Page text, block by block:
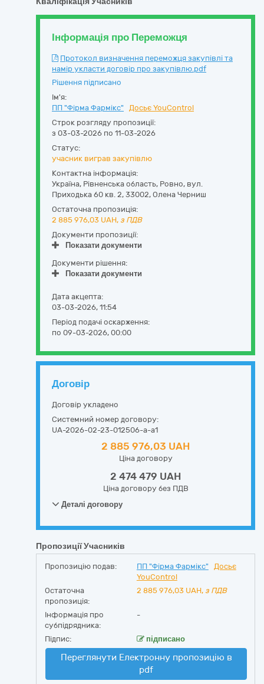
Інформація про Переможця
Протокол визначення переможця закупівлі та
намір укласти договір про закупівлю.pdf
Рішення підписано
Ім'я:
ПП "Фірма Фармікс"
Досьє YouControl
Строк розгляду пропозиції:
з 03-03-2026 по 11-03-2026
Статус:
учасник виграв закупівлю
Контактна інформація:
Україна, Рівненська область, Ровно, вул.
Приходька 60 кв. 2, 33002, Олена Черниш
Остаточна пропозиція:
2 885 976,03 UAH, з ПДВ
Документи пропозиції:
Показати документи
Документи рішення:
Показати документи
Дата акцепта:
03-03-2026, 11:54
Період подачі оскарження:
по 09-03-2026, 00:00
Договір
Договір укладено
Системний номер договору:
UA-2026-02-23-012506-a-a1
2 885 976,03 UAH
Ціна договору
2 474 479 UAH
Ціна договору без ПДВ
Деталі договору
Пропозиції Учасників
Пропозицію подав: ПП "Фірма Фармікс"
Досьє
YouControl
Остаточна
пропозиція:
2 885 976,03 UAH, з ПДВ
Інформація про
субпідрядника:
-
Підпис: підписано
Переглянути Електронну пропозицію в
pdf